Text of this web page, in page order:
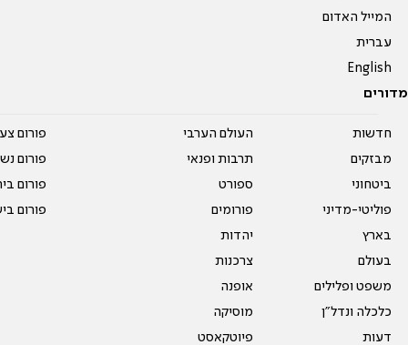
המייל האדום
עברית
English
מדורים
חדשות
מבזקים
ביטחוני
פוליטי-מדיני
בארץ
בעולם
משפט ופלילים
כלכלה ונדל"ן
דעות
העולם הערבי
תרבות ופנאי
ספורט
פורומים
יהדות
צרכנות
אופנה
מוסיקה
פיוטקאסט
פורום
פורום
פורום
פורום